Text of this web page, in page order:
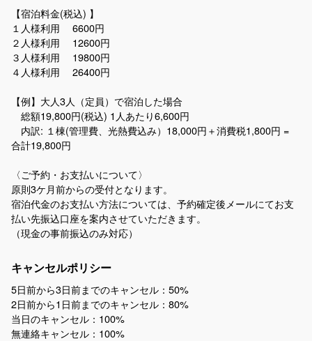
【宿泊料金(税込) 】
１人様利用 6600円
２人様利用 12600円
３人様利用 19800円
４人様利用 26400円
【例】大人3人（定員）で宿泊した場合
総額19,800円(税込) 1人あたり6,600円
内訳: １棟(管理費、光熱費込み）18,000円＋消費税1,800円 =
合計19,800円
〈ご予約・お支払いについて〉​
​原則3ケ月前からの受付となります。​​​
宿泊代金のお支払い方法については、予約確定後メールにてお支
払い先振込口座を案内させていただきます。
（現金の事前振込のみ対応）
キャンセルポリシー
5日前から3日前までのキャンセル：50%
2日前から1日前までのキャンセル：80%
当日のキャンセル：100%
無連絡キャンセル：100%